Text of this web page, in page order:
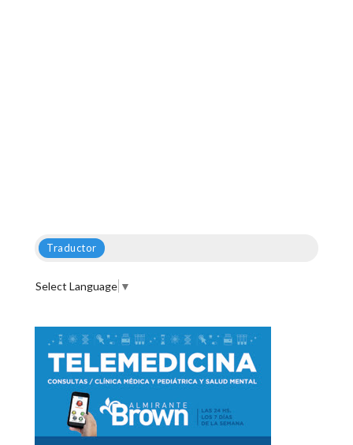
Traductor
Select Language ▼